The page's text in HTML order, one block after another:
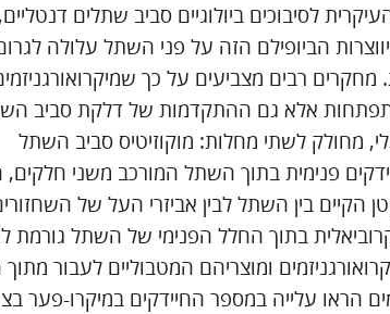
לסיבוכים ביולוגיים סביב שתלים
הביופילם הזה על פני השתל עלולה
רבים מצביעים על כך
אלא גם ההתקדמות של דלקת סביב
מחולק לשתי מחלות: מוקוזיטיס סביב השתל
פנימית בתוך השתל המורכב משני חלקים,
הקיים בין השתל לבין אביזרי העל של
בתוך החלל הפנימי של השתל גורמת
ומוצריהם המטבוליים לעבור
הראו עלייה במספר החיידקים במיקרו-פער